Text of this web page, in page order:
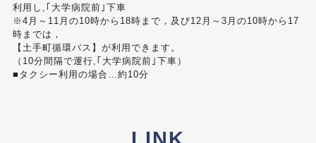
利用し,｢大学病院前｣下車
※4月～11月の10時から18時まで，及び12月～3月の10時から17
時までは，
【土手町循環バス】が利用できます。
（10分間隔で運行,｢大学病院前｣下車）
■タクシー利用の場合…約10分